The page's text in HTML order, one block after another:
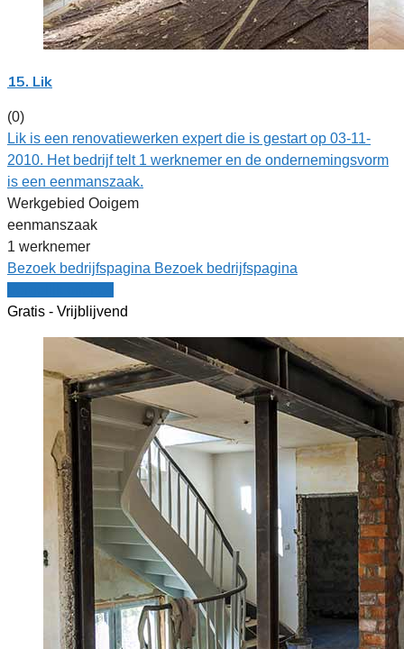
15. Lik
(0)
Lik is een renovatiewerken expert die is gestart op 03-11-
2010. Het bedrijf telt 1 werknemer en de ondernemingsvorm
is een eenmanszaak.
Werkgebied Ooigem
eenmanszaak
1 werknemer
Bezoek bedrijfspagina Bezoek bedrijfspagina
Gratis - Vrijblijvend